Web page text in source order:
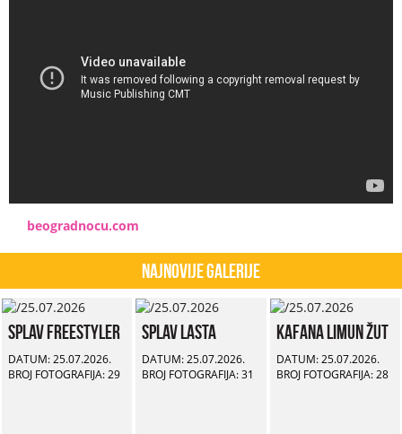
beogradnocu.com
Najnovije Galerije
Splav Freestyler
DATUM: 25.07.2026.
BROJ FOTOGRAFIJA: 29
Splav Lasta
DATUM: 25.07.2026.
BROJ FOTOGRAFIJA: 31
Kafana Limun Žut
DATUM: 25.07.2026.
BROJ FOTOGRAFIJA: 28